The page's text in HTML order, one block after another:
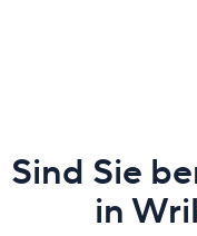
Sind Sie
in